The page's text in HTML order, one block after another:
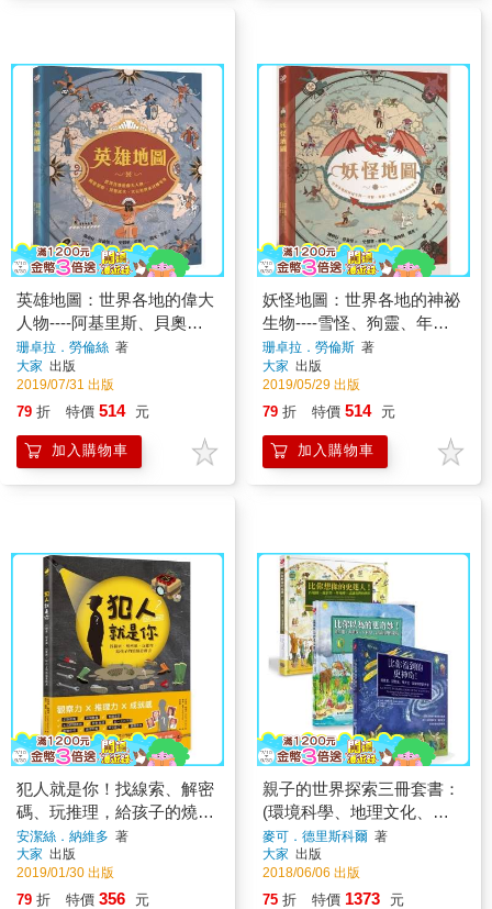
英雄地圖：世界各地的偉大
人物----阿基里斯、貝奧武
夫、大尖哥與水社姊等等
珊卓拉．勞倫絲 著
大家 出版
2019/07/31 出版
79 折 特價 514 元
加入購物車
妖怪地圖：世界各地的神祕
生物----雪怪、狗靈、年
獸、鳥身女妖等等(紀念珍
藏版)
珊卓拉．勞倫斯 著
大家 出版
2019/05/29 出版
79 折 特價 514 元
加入購物車
犯人就是你！找線索、解密
碼、玩推理，給孩子的燒腦
遊戲書
安潔絲．納維多 著
大家 出版
2019/01/30 出版
79 折 特價 356 元
親子的世界探索三冊套書：
(環境科學、地理文化、宇
宙天文啟蒙書)
麥可．德里斯科爾 著
大家 出版
2018/06/06 出版
75 折 特價 1373 元